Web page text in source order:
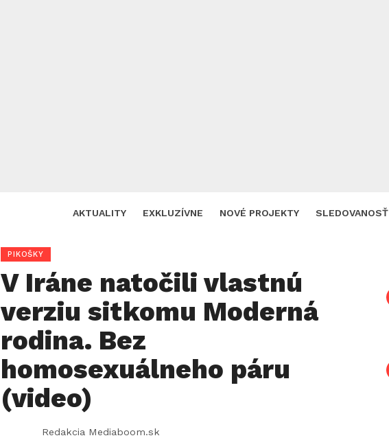
AKTUALITY EXKLUZÍVNE NOVÉ PROJEKTY SLEDOVANOSŤ
PIKOŠKY
V Iráne natočili vlastnú
verziu sitkomu Moderná
rodina. Bez
homosexuálneho páru
(video)
Redakcia Mediaboom.sk